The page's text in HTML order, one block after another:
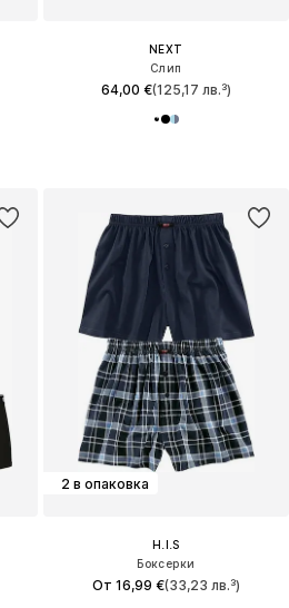
NEXT
Слип
64,00 €(125,17 лв.³)
2 в опаковка
H.I.S
Боксерки
От 16,99 €(33,23 лв.³)